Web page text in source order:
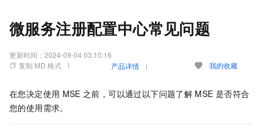
微服务注册配置中心常见问题
更新时间： 2024-09-04 03:10:16
复制 MD 格式
产品详情 我的收藏
在您决定使用 MSE 之前，可以通过以下问题了解 MSE 是否符合
您的使用需求。